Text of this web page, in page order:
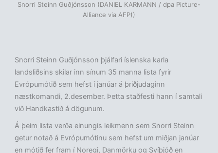
Snorri Steinn Guðjónsson (DANIEL KARMANN / dpa Picture-
Alliance via AFP))
Snorri Steinn Guðjónsson þjálfari íslenska karla
landsliðsins skilar inn sínum 35 manna lista fyrir
Evrópumótið sem hefst í janúar á þriðjudaginn
næstkomandi, 2.desember. Þetta staðfesti hann í samtali
við Handkastið á dögunum.
Á þeim lista verða einungis leikmenn sem Snorri Steinn
getur notað á Evrópumótinu sem hefst um miðjan janúar
en mótið fer fram í Noregi, Danmörku og Svíþjóð en